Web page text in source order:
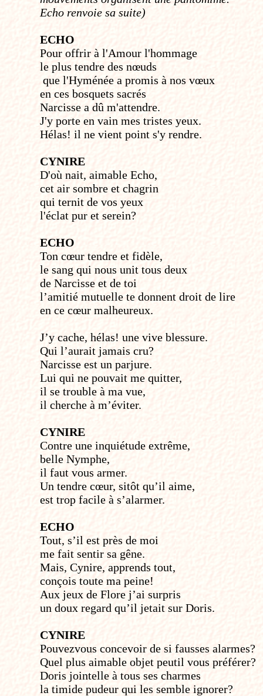
Echo renvoie sa suite)
ECHO
Pour offrir à l'Amour l'hommage
le plus tendre des nœuds
que l'Hyménée a promis à nos vœux
en ces bosquets sacrés
Narcisse a dû m'attendre.
J'y porte en vain mes tristes yeux.
Hélas! il ne vient point s'y rendre.
CYNIRE
D'où nait, aimable Echo,
cet air sombre et chagrin
qui ternit de vos yeux
l'éclat pur et serein?
ECHO
Ton cœur tendre et fidèle,
le sang qui nous unit tous deux
de Narcisse et de toi
l’amitié mutuelle te donnent droit de lire
en ce cœur malheureux.
J’y cache, hélas! une vive blessure.
Qui l’aurait jamais cru?
Narcisse est un parjure.
Lui qui ne pouvait me quitter,
il se trouble à ma vue,
il cherche à m’éviter.
CYNIRE
Contre une inquiétude extrême,
belle Nymphe,
il faut vous armer.
Un tendre cœur, sitôt qu’il aime,
est trop facile à s’alarmer.
ECHO
Tout, s’il est près de moi
me fait sentir sa gêne.
Mais, Cynire, apprends tout,
conçois toute ma peine!
Aux jeux de Flore j’ai surpris
un doux regard qu’il jetait sur Doris.
CYNIRE
Pouvez­vous concevoir de si fausses alarmes?
Quel plus aimable objet peut­il vous préférer?
Doris joint­elle à tous ses charmes
la timide pudeur qui les semble ignorer?